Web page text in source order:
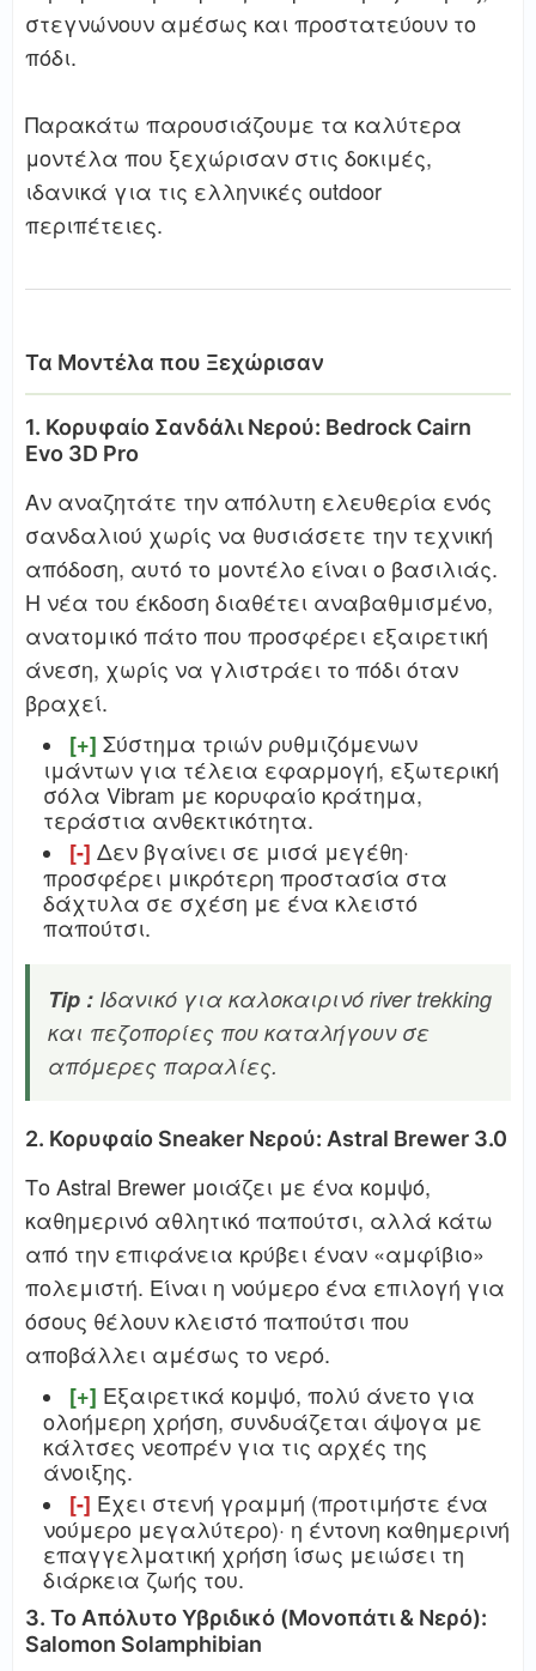
στεγνώνουν αμέσως και προστατεύουν το
πόδι.
Παρακάτω παρουσιάζουμε τα καλύτερα
μοντέλα που ξεχώρισαν στις δοκιμές,
ιδανικά για τις ελληνικές outdoor
περιπέτειες.
Τα Μοντέλα που Ξεχώρισαν
1. Κορυφαίο Σανδάλι Νερού: Bedrock Cairn
Evo 3D Pro
Αν αναζητάτε την απόλυτη ελευθερία ενός
σανδαλιού χωρίς να θυσιάσετε την τεχνική
απόδοση, αυτό το μοντέλο είναι ο βασιλιάς.
Η νέα του έκδοση διαθέτει αναβαθμισμένο,
ανατομικό πάτο που προσφέρει εξαιρετική
άνεση, χωρίς να γλιστράει το πόδι όταν
βραχεί.
[+] Σύστημα τριών ρυθμιζόμενων
ιμάντων για τέλεια εφαρμογή, εξωτερική
σόλα Vibram με κορυφαίο κράτημα,
τεράστια ανθεκτικότητα.
[-] Δεν βγαίνει σε μισά μεγέθη·
προσφέρει μικρότερη προστασία στα
δάχτυλα σε σχέση με ένα κλειστό
παπούτσι.
Tip : Ιδανικό για καλοκαιρινό river trekking
και πεζοπορίες που καταλήγουν σε
απόμερες παραλίες.
2. Κορυφαίο Sneaker Νερού: Astral Brewer 3.0
Το Astral Brewer μοιάζει με ένα κομψό,
καθημερινό αθλητικό παπούτσι, αλλά κάτω
από την επιφάνεια κρύβει έναν «αμφίβιο»
πολεμιστή. Είναι η νούμερο ένα επιλογή για
όσους θέλουν κλειστό παπούτσι που
αποβάλλει αμέσως το νερό.
[+] Εξαιρετικά κομψό, πολύ άνετο για
ολοήμερη χρήση, συνδυάζεται άψογα με
κάλτσες νεοπρέν για τις αρχές της
άνοιξης.
[-] Έχει στενή γραμμή (προτιμήστε ένα
νούμερο μεγαλύτερο)· η έντονη καθημερινή
επαγγελματική χρήση ίσως μειώσει τη
διάρκεια ζωής του.
3. Το Απόλυτο Υβριδικό (Μονοπάτι & Νερό):
Salomon Solamphibian